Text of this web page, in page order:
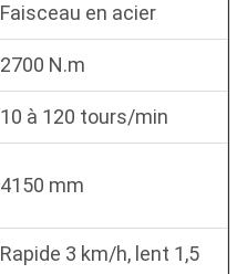
Faisceau en acier
2700 N.m
10 à 120 tours/min
4150 mm
Rapide 3 km/h, lent 1,5